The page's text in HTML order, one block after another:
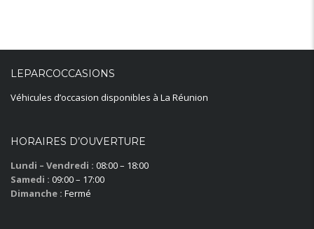
LEPARCOCCASIONS
Véhicules d’occasion disponibles à La Réunion
HORAIRES D’OUVERTURE
Lundi – Vendredi : 08:00 – 18:00
Samedi : 09:00 – 17:00
Dimanche : Fermé